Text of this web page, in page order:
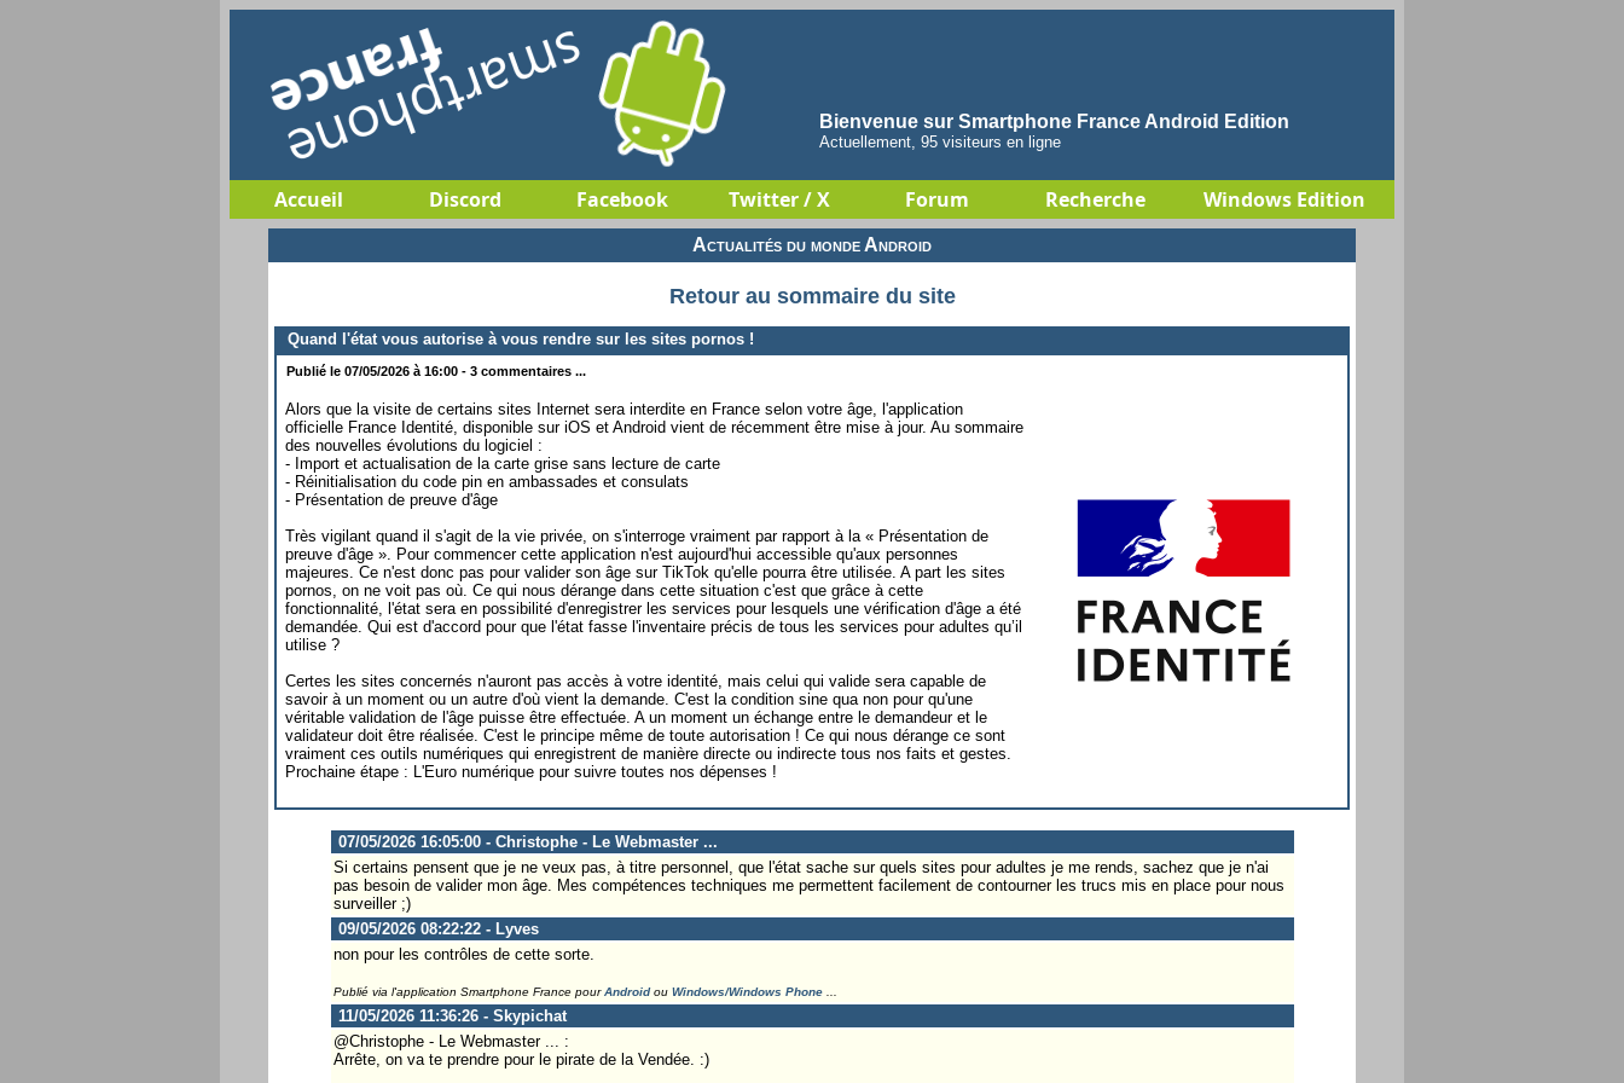
Bienvenue sur Smartphone France Android Edition
Actuellement, 95 visiteurs en ligne
Accueil Discord Facebook Twitter / X Forum Recherche Windows Edition
Actualités du monde Android
Retour au sommaire du site
Quand l'état vous autorise à vous rendre sur les sites pornos !
Publié le 07/05/2026 à 16:00 - 3 commentaires ...
Alors que la visite de certains sites Internet sera interdite en France selon votre âge, l'application
officielle France Identité, disponible sur iOS et Android vient de récemment être mise à jour. Au sommaire
des nouvelles évolutions du logiciel :
- Import et actualisation de la carte grise sans lecture de carte
- Réinitialisation du code pin en ambassades et consulats
- Présentation de preuve d'âge
Très vigilant quand il s'agit de la vie privée, on s'interroge vraiment par rapport à la « Présentation de
preuve d'âge ». Pour commencer cette application n'est aujourd'hui accessible qu'aux personnes
majeures. Ce n'est donc pas pour valider son âge sur TikTok qu'elle pourra être utilisée. A part les sites
pornos, on ne voit pas où. Ce qui nous dérange dans cette situation c'est que grâce à cette
fonctionnalité, l'état sera en possibilité d'enregistrer les services pour lesquels une vérification d'âge a été
demandée. Qui est d'accord pour que l'état fasse l'inventaire précis de tous les services pour adultes qu’il
utilise ?
Certes les sites concernés n'auront pas accès à votre identité, mais celui qui valide sera capable de
savoir à un moment ou un autre d'où vient la demande. C'est la condition sine qua non pour qu'une
véritable validation de l'âge puisse être effectuée. A un moment un échange entre le demandeur et le
validateur doit être réalisée. C'est le principe même de toute autorisation ! Ce qui nous dérange ce sont
vraiment ces outils numériques qui enregistrent de manière directe ou indirecte tous nos faits et gestes.
Prochaine étape : L'Euro numérique pour suivre toutes nos dépenses !
07/05/2026 16:05:00 - Christophe - Le Webmaster ...
Si certains pensent que je ne veux pas, à titre personnel, que l'état sache sur quels sites pour adultes je me rends, sachez que je n'ai
pas besoin de valider mon âge. Mes compétences techniques me permettent facilement de contourner les trucs mis en place pour nous
surveiller ;)
09/05/2026 08:22:22 - Lyves
non pour les contrôles de cette sorte.
Publié via l'application Smartphone France pourAndroidou Windows/Windows Phone...
11/05/2026 11:36:26 - Skypichat
@Christophe - Le Webmaster ... :
Arrête, on va te prendre pour le pirate de la Vendée. :)